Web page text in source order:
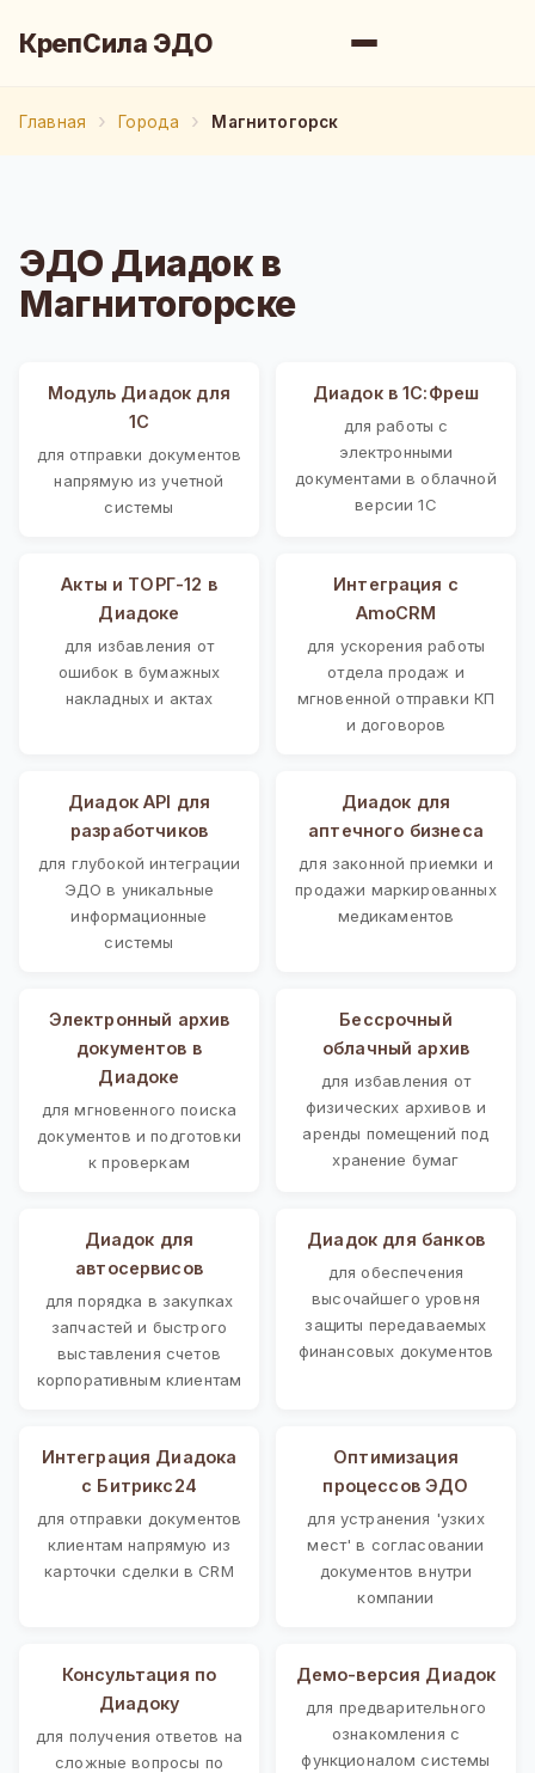
КрепСила ЭДО
Главная Города Магнитогорск
ЭДО Диадок в
Магнитогорске
Модуль Диадок для
1С
для отправки документов
напрямую из учетной
системы
Диадок в 1С:Фреш
для работы с
электронными
документами в облачной
версии 1С
Акты и ТОРГ-12 в
Диадоке
для избавления от
ошибок в бумажных
накладных и актах
Интеграция с
AmoCRM
для ускорения работы
отдела продаж и
мгновенной отправки КП
и договоров
Диадок API для
разработчиков
для глубокой интеграции
ЭДО в уникальные
информационные
системы
Диадок для
аптечного бизнеса
для законной приемки и
продажи маркированных
медикаментов
Электронный архив
документов в
Диадоке
для мгновенного поиска
документов и подготовки
к проверкам
Бессрочный
облачный архив
для избавления от
физических архивов и
аренды помещений под
хранение бумаг
Диадок для
автосервисов
для порядка в закупках
запчастей и быстрого
выставления счетов
корпоративным клиентам
Диадок для банков
для обеспечения
высочайшего уровня
защиты передаваемых
финансовых документов
Интеграция Диадока
с Битрикс24
для отправки документов
клиентам напрямую из
карточки сделки в CRM
Оптимизация
процессов ЭДО
для устранения 'узких
мест' в согласовании
документов внутри
компании
Консультация по
Диадоку
для получения ответов на
сложные вопросы по
Демо-версия Диадок
для предварительного
ознакомления с
функционалом системы